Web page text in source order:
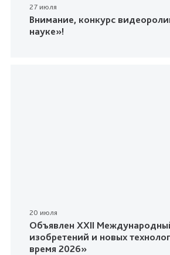
27 июля
Внимание, конкурс
науке»!
20 июля
Объявлен XXII
изобретений и новых
время 2026»